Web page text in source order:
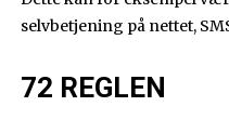
selvbetjening på nettet,
72 REGLEN